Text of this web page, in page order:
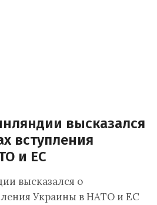
высказался
вступления
и ЕС
высказался о
Украины в НАТО и ЕС